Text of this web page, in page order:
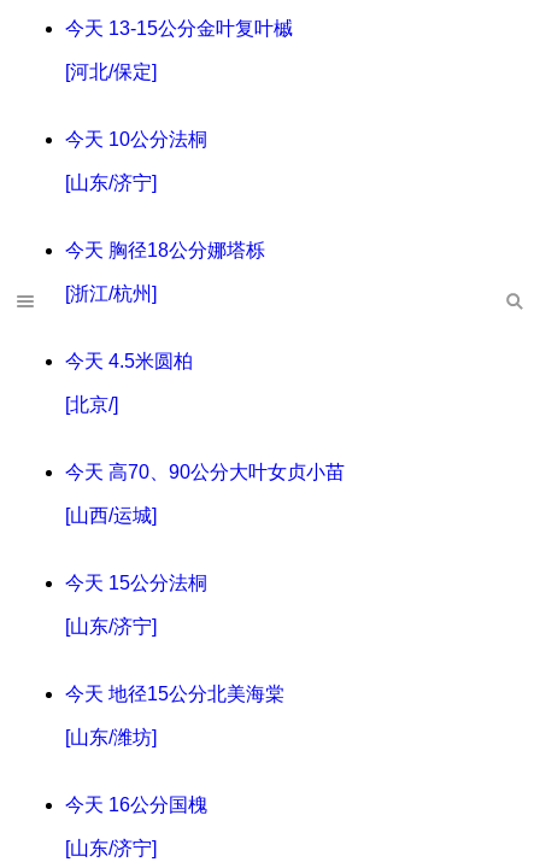
今天 13-15公分金叶复叶槭
[河北/保定]
今天 10公分法桐
[山东/济宁]
今天 胸径18公分娜塔栎
[浙江/杭州]
今天 4.5米圆柏
[北京/]
今天 高70、90公分大叶女贞小苗
[山西/运城]
今天 15公分法桐
[山东/济宁]
今天 地径15公分北美海棠
[山东/潍坊]
今天 16公分国槐
[山东/济宁]